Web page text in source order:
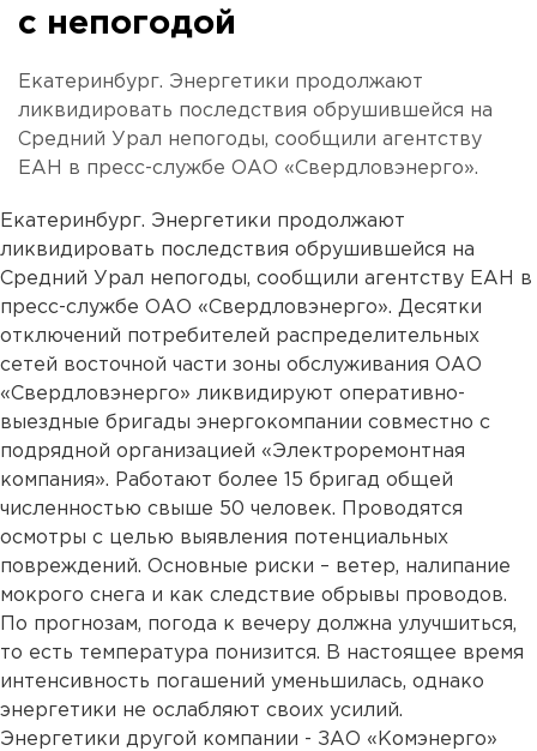
с непогодой
Екатеринбург. Энергетики продолжают
ликвидировать последствия обрушившейся на
Средний Урал непогоды, сообщили агентству
ЕАН в пресс-службе ОАО «Свердловэнерго».
Екатеринбург. Энергетики продолжают
ликвидировать последствия обрушившейся на
Средний Урал непогоды, сообщили агентству ЕАН в
пресс-службе ОАО «Свердловэнерго». Десятки
отключений потребителей распределительных
сетей восточной части зоны обслуживания ОАО
«Свердловэнерго» ликвидируют оперативно-
выездные бригады энергокомпании совместно с
подрядной организацией «Электроремонтная
компания». Работают более 15 бригад общей
численностью свыше 50 человек. Проводятся
осмотры с целью выявления потенциальных
повреждений. Основные риски – ветер, налипание
мокрого снега и как следствие обрывы проводов.
По прогнозам, погода к вечеру должна улучшиться,
то есть температура понизится. В настоящее время
интенсивность погашений уменьшилась, однако
энергетики не ослабляют своих усилий.
Энергетики другой компании - ЗАО «Комэнерго»